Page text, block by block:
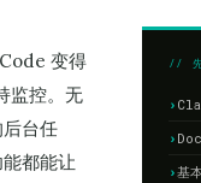
变得
监控。无
台任
都能让
// 先
基